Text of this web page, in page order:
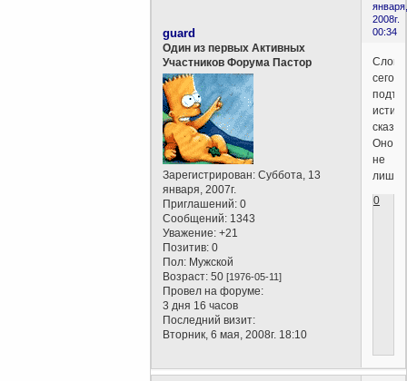
января,
2008г.
00:34
guard
Один из первых Активных
Участников Форума Пастор
Зарегистрирован: Суббота, 13
января, 2007г.
Приглашений: 0
Сообщений: 1343
Уважение: +21
Позитив: 0
Пол: Мужской
Возраст: 50[1976-05-11]
Провел на форуме:
3 дня 16 часов
Последний визит:
Вторник, 6 мая, 2008г. 18:10
Слово
Оно
не
0